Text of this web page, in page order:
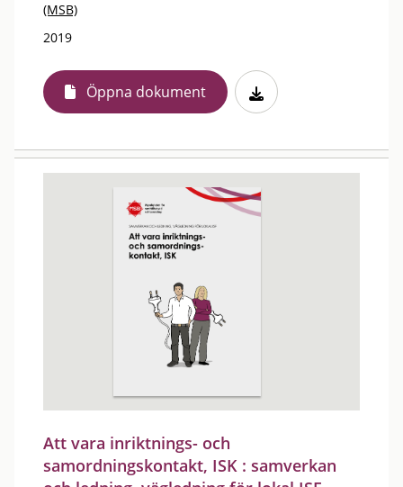
(MSB)
2019
Öppna dokument
Att vara inriktnings- och
samordningskontakt, ISK : samverkan